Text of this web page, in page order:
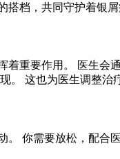
档，共同守护着银屑
重要作用。 医生会
这也为医生调整治
你需要放松，配合